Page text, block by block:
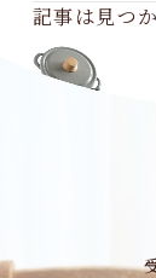
記事は見つ